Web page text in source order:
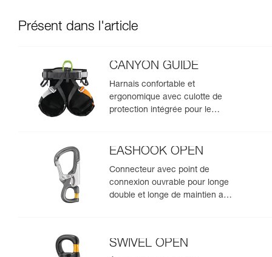
Présent dans l'article
CANYON GUIDE
Harnais confortable et
ergonomique avec culotte de
protection intégrée pour le
EASHOOK OPEN
Connecteur avec point de
connexion ouvrable pour longe
double et longe de maintien au
SWIVEL OPEN